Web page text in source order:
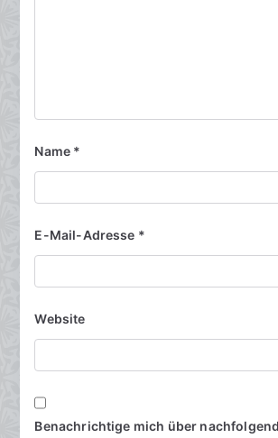
Name *
E-Mail-Adresse *
Website
Benachrichtige mich über